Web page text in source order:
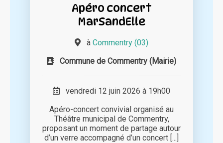
Apéro concert
MarSandElle
à Commentry (03)
Commune de Commentry (Mairie)
vendredi 12 juin 2026 à 19h00
Apéro-concert convivial organisé au
Théâtre municipal de Commentry,
proposant un moment de partage autour
d’un verre accompagné d’un concert [...]